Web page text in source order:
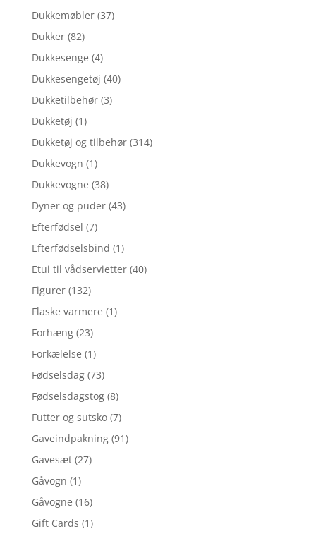
Dukkemøbler (37)
Dukker (82)
Dukkesenge (4)
Dukkesengetøj (40)
Dukketilbehør (3)
Dukketøj (1)
Dukketøj og tilbehør (314)
Dukkevogn (1)
Dukkevogne (38)
Dyner og puder (43)
Efterfødsel (7)
Efterfødselsbind (1)
Etui til vådservietter (40)
Figurer (132)
Flaske varmere (1)
Forhæng (23)
Forkælelse (1)
Fødselsdag (73)
Fødselsdagstog (8)
Futter og sutsko (7)
Gaveindpakning (91)
Gavesæt (27)
Gåvogn (1)
Gåvogne (16)
Gift Cards (1)